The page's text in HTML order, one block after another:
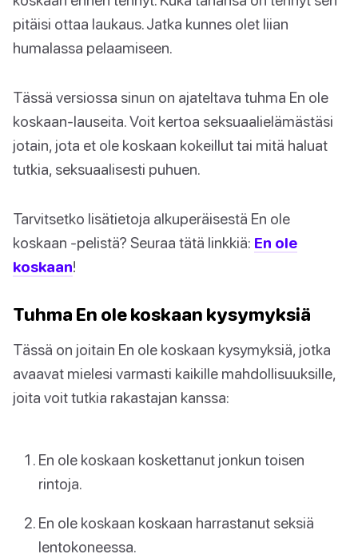
pitäisi ottaa laukaus. Jatka kunnes olet liian
humalassa pelaamiseen.
Tässä versiossa sinun on ajateltava tuhma En ole
koskaan-lauseita. Voit kertoa seksuaalielämästäsi
jotain, jota et ole koskaan kokeillut tai mitä haluat
tutkia, seksuaalisesti puhuen.
Tarvitsetko lisätietoja alkuperäisestä En ole
koskaan -pelistä? Seuraa tätä linkkiä: En ole
koskaan!
Tuhma En ole koskaan kysymyksiä
Tässä on joitain En ole koskaan kysymyksiä, jotka
avaavat mielesi varmasti kaikille mahdollisuuksille,
joita voit tutkia rakastajan kanssa:
En ole koskaan koskettanut jonkun toisen
rintoja.
En ole koskaan koskaan harrastanut seksiä
lentokoneessa.